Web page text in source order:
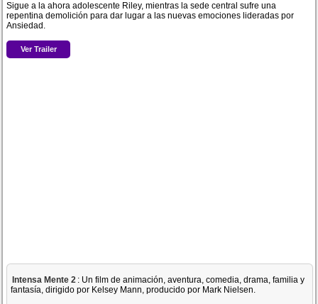
Sigue a la ahora adolescente Riley, mientras la sede central sufre una
repentina demolición para dar lugar a las nuevas emociones lideradas por
Ansiedad.
Ver Trailer
Intensa Mente 2 : Un film de animación, aventura, comedia, drama, familia y
fantasía, dirigido por Kelsey Mann, producido por Mark Nielsen.